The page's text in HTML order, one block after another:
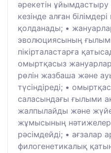
әрекетін
кезінде алған
қолданады; •
эволюциясының
пікірталастарға
омыртқасыз
рөлін жазбаша және
түсіндіреді; •
саласындағы ғылыми
жалпылайды және
жұмысының
рәсімдейді; • ағзалар
филогенетикалық